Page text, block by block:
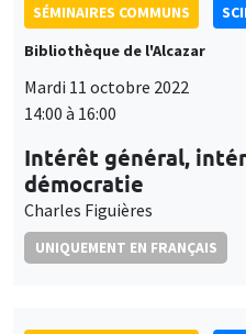
SÉMINAIRES COMMUNS
Bibliothèque de l'Alcazar
Mardi 11 octobre 2022
14:00 à 16:00
Intérêt général,
démocratie
Charles Figuières
UNIQUEMENT EN FRANÇAIS